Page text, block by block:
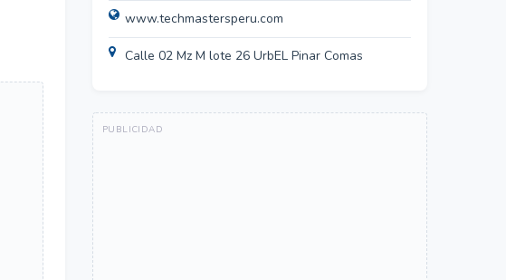
www.techmastersperu.com
Calle 02 Mz M lote 26 UrbEL Pinar Comas